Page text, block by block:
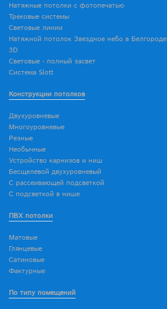
Натяжные потолки с фотопечатью
Трековые системы
Световые линии
Натяжной потолок Звездное небо в Белгороде
3D
Световые - полный засвет
Система Slott
Конструкции потолков
Двухуровневые
Многоуровневые
Резные
Необычные
Устройство карнизов и ниш
Бесщелевой двухуровневый
С рассеивающей подсветкой
С подсветкой в нише
ПВХ потолки
Матовые
Глянцевые
Сатиновые
Фактурные
По типу помещений